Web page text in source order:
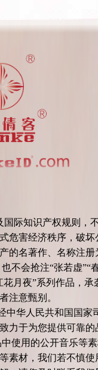
际知识产权规则，不
危害经济秩序，破
产的名著作、名称
不会抢注“张若虚”“
月夜”系列作品，
费者注意甄别
华人民共和国国家
致力于为您提供可
使用的公开音乐等素
素材，我们若不慎